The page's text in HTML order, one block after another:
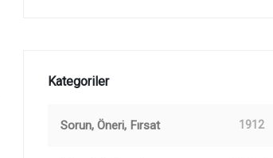
Kategoriler
Sorun, Öneri, Fırsat 1912